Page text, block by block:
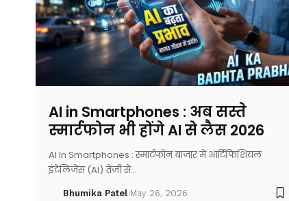
AI in Smartphones : अब सस्ते
स्मार्टफोन भी होंगे AI से लैस 2026
AI In Smartphones : स्मार्टफोन बाजार में आर्टिफिशियल
इंटेलिजेंस (AI) तेजी से…
Bhumika Patel May 26, 2026